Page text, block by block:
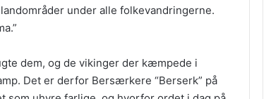
under alle folkevandringerne.
dem, og de vikinger der kæmpede i
Det er derfor Bersærkere “Berserk” på